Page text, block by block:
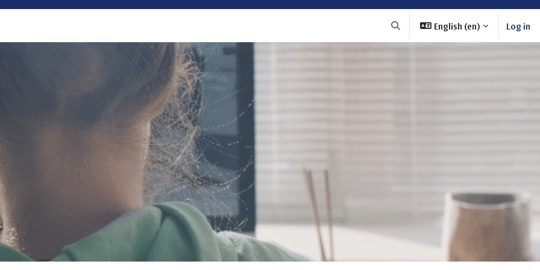
Toggle search input
English ‎(en)‎ Log in